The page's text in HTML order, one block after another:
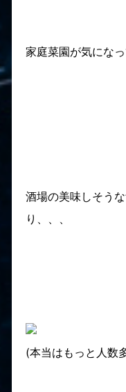
家庭菜園が気にな
酒場の美味しそう
り、、、
(本当はもっと人数